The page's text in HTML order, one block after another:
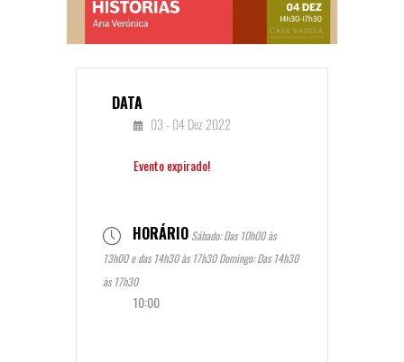
DATA
03 - 04 Dez 2022
Evento expirado!
HORÁRIO Sábado: Das 10h00 às
13h00 e das 14h30 às 17h30 Domingo: Das 14h30
às 17h30
10:00